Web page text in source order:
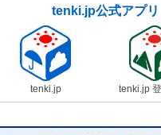
tenki.jp公式アプリ
tenki.jp tenki.jp